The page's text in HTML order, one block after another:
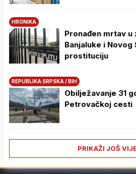
HRONIKA
Pronađen mrtav
Banjaluke i
prostituciju
REPUBLIKA SRPSKA / BIH
Obilježavanje 31
Petrovačkoj cesti
PRIKAŽI JOŠ